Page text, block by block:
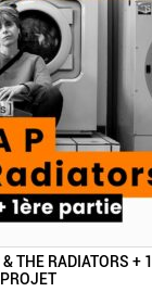
THE RADIATORS +